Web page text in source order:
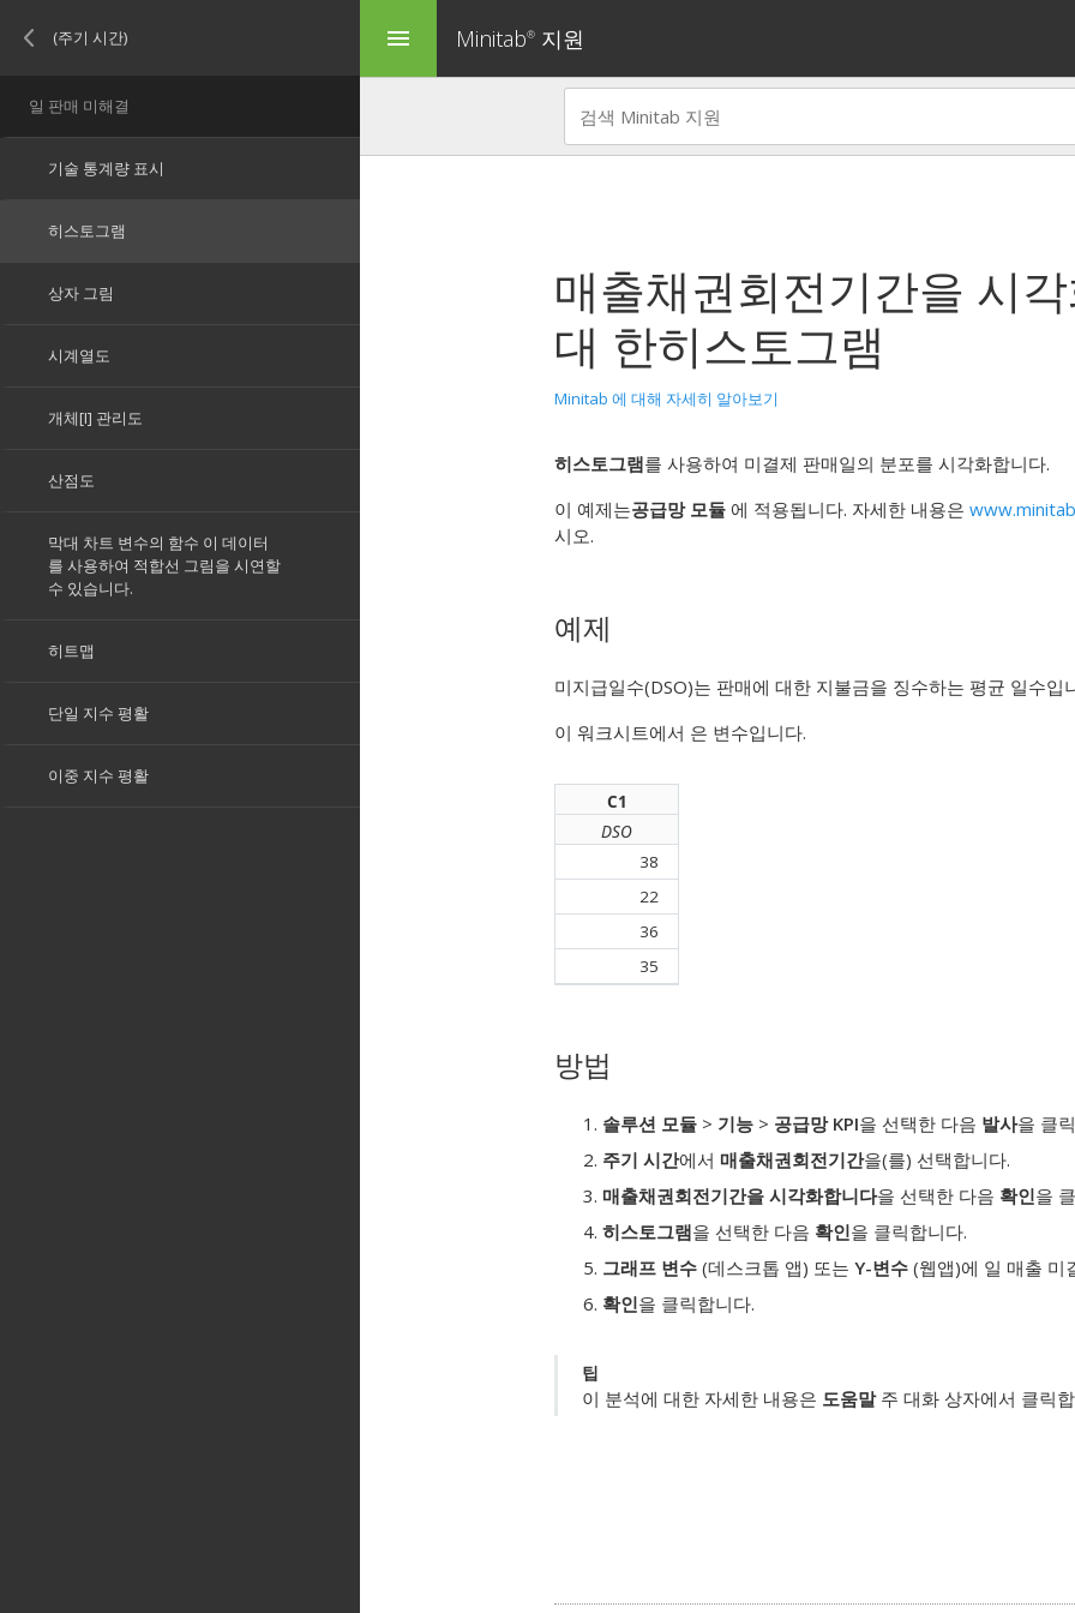
menu Minitab® 지원
매출채권회전기간을 시
대 한히스토그램
Minitab 에 대해 자세히 알아보기
히스토그램를 사용하여 미결제 판매일의 분포를 시각화합니다.
이 예제는공급망 모듈 에 적용됩니다. 자세한 내용은
시오.
예제
미지급일수(DSO)는 판매에 대한 지불금을 징수하는 평균 일수입
이 워크시트에서 은 변수입니다.
C1
DSO
38
22
36
35
방법
솔루션 모듈 > 기능 > 공급망 KPI을 선택한 다음 발사을 클
주기 시간에서 매출채권회전기간을(를) 선택합니다.
매출채권회전기간을 시각화합니다을 선택한 다음 확인을
히스토그램을 선택한 다음 확인을 클릭합니다.
그래프 변수 (데스크톱 앱) 또는 Y-변수 (웹앱)에 일 매출 미
확인을 클릭합니다.
팁
이 분석에 대한 자세한 내용은 도움말주 대화 상자에서 클릭